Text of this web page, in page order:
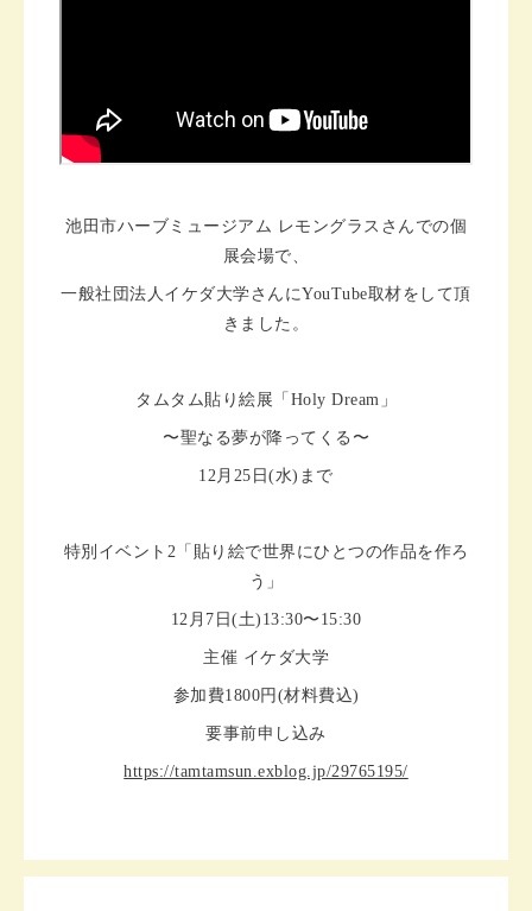
池田市ハーブミュージアム レモングラスさんでの個
展会場で、
一般社団法人イケダ大学さんにYouTube取材をして頂
きました。
タムタム貼り絵展「Holy Dream」
〜聖なる夢が降ってくる〜
12月25日(水)まで
特別イベント2「貼り絵で世界にひとつの作品を作ろ
う」
12月7日(土)13:30〜15:30
主催 イケダ大学
参加費1800円(材料費込)
要事前申し込み
https://tamtamsun.exblog.jp/29765195/